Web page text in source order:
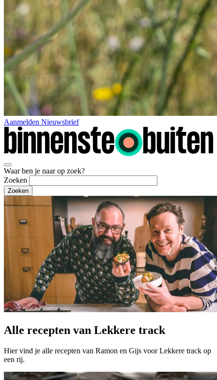
Aanmelden Nieuwsbrief
Waar ben je naar op zoek?
Zoeken
Alle recepten van Lekkere track
Hier vind je alle recepten van Ramon en Gijs voor Lekkere track op
een rij.